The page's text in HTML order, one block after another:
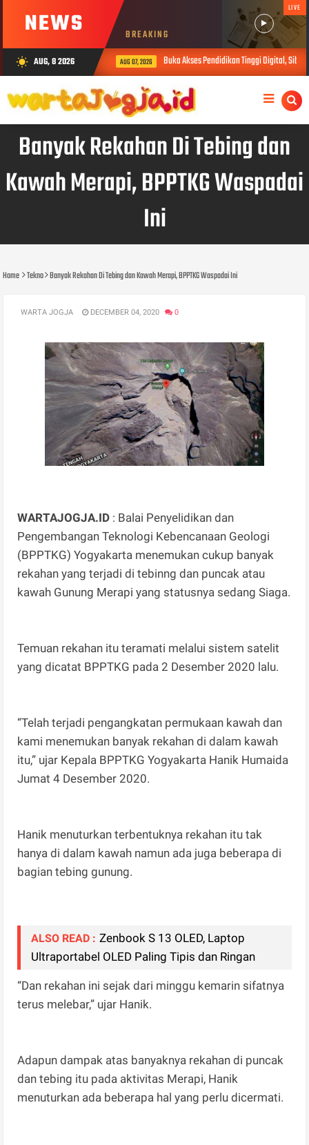
NEWS BREAKING
LIVE
wb_sunny AUG, 8 2026 AUG 07, 2026 Buka Akses Pendidikan Tinggi Digital, SiberMu
Banyak Rekahan Di Tebing dan
Kawah Merapi, BPPTKG Waspadai
Ini
Home Tekno Banyak Rekahan Di Tebing dan Kawah Merapi, BPPTKG Waspadai Ini
WARTA JOGJA DECEMBER 04, 2020 0
WARTAJOGJA.ID : Balai Penyelidikan dan
Pengembangan Teknologi Kebencanaan Geologi
(BPPTKG) Yogyakarta menemukan cukup banyak
rekahan yang terjadi di tebinng dan puncak atau
kawah Gunung Merapi yang statusnya sedang Siaga.
Temuan rekahan itu teramati melalui sistem satelit
yang dicatat BPPTKG pada 2 Desember 2020 lalu.
“Telah terjadi pengangkatan permukaan kawah dan
kami menemukan banyak rekahan di dalam kawah
itu,” ujar Kepala BPPTKG Yogyakarta Hanik Humaida
Jumat 4 Desember 2020.
Hanik menuturkan terbentuknya rekahan itu tak
hanya di dalam kawah namun ada juga beberapa di
bagian tebing gunung.
ALSO READ : Zenbook S 13 OLED, Laptop
Ultraportabel OLED Paling Tipis dan Ringan
“Dan rekahan ini sejak dari minggu kemarin sifatnya
terus melebar,” ujar Hanik.
Adapun dampak atas banyaknya rekahan di puncak
dan tebing itu pada aktivitas Merapi, Hanik
menuturkan ada beberapa hal yang perlu dicermati.